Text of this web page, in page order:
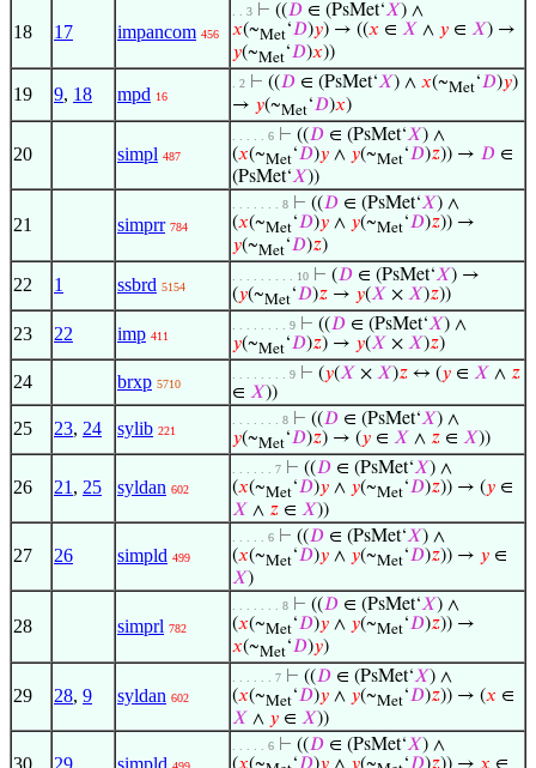
18 17 impancom 456
. . 3 ⊢ ((𝐷 ∈ (PsMet‘𝑋) ∧
𝑥(~Met‘𝐷)𝑦) → ((𝑥 ∈ 𝑋 ∧ 𝑦 ∈ 𝑋) →
𝑦(~Met‘𝐷)𝑥))
19 9, 18 mpd 16
. 2 ⊢ ((𝐷 ∈ (PsMet‘𝑋) ∧ 𝑥(~Met‘𝐷)𝑦)
→ 𝑦(~Met‘𝐷)𝑥)
20 simpl 487
. . . . . 6 ⊢ ((𝐷 ∈ (PsMet‘𝑋) ∧
(𝑥(~Met‘𝐷)𝑦 ∧ 𝑦(~Met‘𝐷)𝑧)) → 𝐷 ∈
(PsMet‘𝑋))
21 simprr 784
. . . . . . . 8 ⊢ ((𝐷 ∈ (PsMet‘𝑋) ∧
(𝑥(~Met‘𝐷)𝑦 ∧ 𝑦(~Met‘𝐷)𝑧)) →
𝑦(~Met‘𝐷)𝑧)
22 1 ssbrd 5154
. . . . . . . . . 10 ⊢ (𝐷 ∈ (PsMet‘𝑋) →
(𝑦(~Met‘𝐷)𝑧 → 𝑦(𝑋 × 𝑋)𝑧))
23 22 imp 411
. . . . . . . . 9 ⊢ ((𝐷 ∈ (PsMet‘𝑋) ∧
𝑦(~Met‘𝐷)𝑧) → 𝑦(𝑋 × 𝑋)𝑧)
24 brxp 5710
. . . . . . . . 9 ⊢ (𝑦(𝑋 × 𝑋)𝑧 ↔ (𝑦 ∈ 𝑋 ∧ 𝑧
∈ 𝑋))
25 23, 24 sylib 221
. . . . . . . 8 ⊢ ((𝐷 ∈ (PsMet‘𝑋) ∧
𝑦(~Met‘𝐷)𝑧) → (𝑦 ∈ 𝑋 ∧ 𝑧 ∈ 𝑋))
26 21 , 25 syldan 602
. . . . . . 7 ⊢ ((𝐷 ∈ (PsMet‘𝑋) ∧
(𝑥(~Met‘𝐷)𝑦 ∧ 𝑦(~Met‘𝐷)𝑧)) → (𝑦 ∈
𝑋 ∧ 𝑧 ∈ 𝑋))
27 26 simpld 499
. . . . . 6 ⊢ ((𝐷 ∈ (PsMet‘𝑋) ∧
(𝑥(~Met‘𝐷)𝑦 ∧ 𝑦(~Met‘𝐷)𝑧)) → 𝑦 ∈
𝑋)
28 simprl 782
. . . . . . . 8 ⊢ ((𝐷 ∈ (PsMet‘𝑋) ∧
(𝑥(~Met‘𝐷)𝑦 ∧ 𝑦(~Met‘𝐷)𝑧)) →
𝑥(~Met‘𝐷)𝑦)
29 28, 9 syldan 602
. . . . . . 7 ⊢ ((𝐷 ∈ (PsMet‘𝑋) ∧
(𝑥(~Met‘𝐷)𝑦 ∧ 𝑦(~Met‘𝐷)𝑧)) → (𝑥 ∈
𝑋 ∧ 𝑦 ∈ 𝑋))
30 29 simpld
. . . . . 6 ⊢ ((𝐷 ∈ (PsMet‘𝑋) ∧